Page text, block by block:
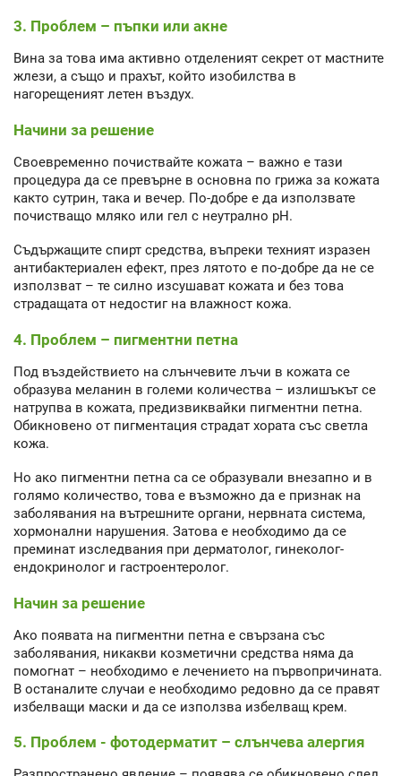
3. Проблем – пъпки или акне
Вина за това има активно отделеният секрет от мастните
жлези, а също и прахът, който изобилства в
нагорещеният летен въздух.
Начини за решение
Своевременно почиствайте кожата – важно е тази
процедура да се превърне в основна по грижа за кожата
както сутрин, така и вечер. По-добре е да използвате
почистващо мляко или гел с неутрално рН.
Съдържащите спирт средства, въпреки техният изразен
антибактериален ефект, през лятото е по-добре да не се
използват – те силно изсушават кожата и без това
страдащата от недостиг на влажност кожа.
4. Проблем – пигментни петна
Под въздействието на слънчевите лъчи в кожата се
образува меланин в големи количества – излишъкът се
натрупва в кожата, предизвиквайки пигментни петна.
Обикновено от пигментация страдат хората със светла
кожа.
Но ако пигментни петна са се образували внезапно и в
голямо количество, това е възможно да е признак на
заболявания на вътрешните органи, нервната система,
хормонални нарушения. Затова е необходимо да се
преминат изследвания при дерматолог, гинеколог-
ендокринолог и гастроентеролог.
Начин за решение
Ако появата на пигментни петна е свързана със
заболявания, никакви козметични средства няма да
помогнат – необходимо е лечението на първопричината.
В останалите случаи е необходимо редовно да се правят
избелващи маски и да се използва избелващ крем.
5. Проблем - фотодерматит – слънчева алергия